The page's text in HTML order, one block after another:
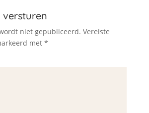
versturen
niet gepubliceerd. Vereiste
met *